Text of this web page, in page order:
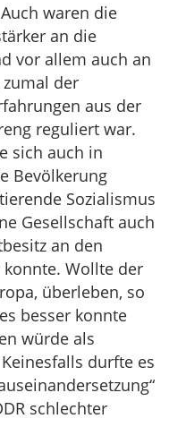
waren die
an die
vor allem auch an
der
aus der
reguliert war.
sich auch in
Bevölkerung
Sozialismus
Gesellschaft auch
an den
Wollte der
überleben, so
besser konnte
würde als
durfte es
schlechter